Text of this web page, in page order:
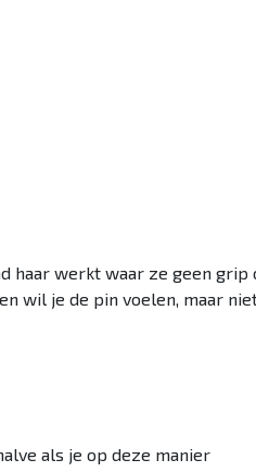
haar werkt waar ze geen grip
wil je de pin voelen, maar
als je op deze manier